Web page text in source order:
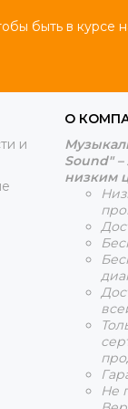
быть в курсе
и
О
Sound"
низким
Не